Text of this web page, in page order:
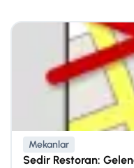
Mekanlar
Sedir Restoran: